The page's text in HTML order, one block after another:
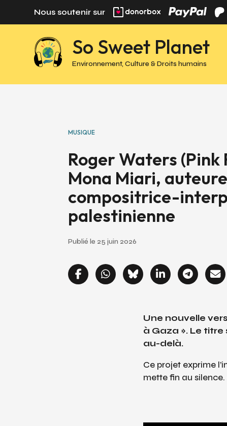
Nous soutenir sur
So Sweet Planet
Environnement, Culture & Droits humains
MUSIQUE
Roger Waters (Pink
Mona Miari,
compositrice-
palestinienne
Publié le 25 juin 2026
Une nouvelle
à Gaza ». Le
au-delà.
Ce projet exprime
mette fin au silence.
Panneau de gestion des cookies